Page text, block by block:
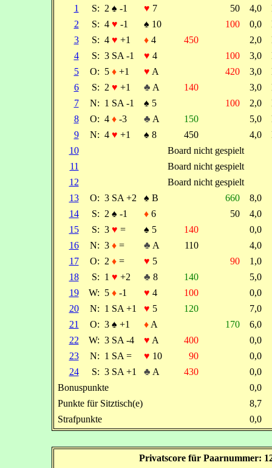
1
S: 2 ♠ -1 ♥ 7 50 4,0
2
S: 4 ♥ -1 ♠ 10 100 0,0
3
S: 4 ♥ +1 ♦4 450 2,0
4
S: 3 SA -1 ♥ 4 100 3,0
5
O: 5 ♦+1 ♥ A 420 3,0
6
S: 2 ♥ +1 ♣ A 140 3,0
7
N: 1 SA -1 ♠ 5 100 2,0
8
O: 4 ♦-3 ♣ A 150 5,0
9
N: 4 ♥ +1 ♠ 8 450 4,0
10
Board nicht gespielt
11
Board nicht gespielt
12
Board nicht gespielt
13
O: 3 SA +2 ♠ B 660
8,0
14
S: 2 ♠ -1 ♦6 50
4,0
15
S: 3 ♥ = ♠ 5 140
0,0
16
N: 3 ♦= ♣ A 110
4,0
17
O: 2 ♦= ♥ 5 90
1,0
18
S: 1 ♥ +2 ♣ 8 140
5,0
19
W: 5 ♦-1 ♥ 4 100
0,0
20
N: 1 SA +1 ♥ 5 120
7,0
21
O: 3 ♠ +1 ♦A 170
6,0
22
W: 3 SA -4 ♥ A 400
0,0
23
N: 1 SA = ♥ 10 90
0,0
24
S: 3 SA +1 ♣ A 430
0,0
Bonuspunkte
0,0
Punkte für Sitztisch(e)
8,7
Strafpunkte
0,0
Privatscore für Paarnummer: